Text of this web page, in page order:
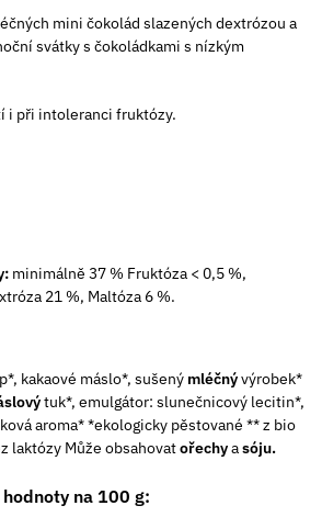
mini čokolád slazených dextrózou a
svátky s čokoládkami s nízkým
i při intoleranci fruktózy.
minimálně 37 % Fruktóza < 0,5 %,
21 %, Maltóza 6 %.
kakaové máslo*, sušený mléčnývýrobek*
tuk*, emulgátor: slunečnicový lecitin*,
aroma* *ekologicky pěstované ** z bio
laktózy Může obsahovatořechyasóju.
na 100 g: